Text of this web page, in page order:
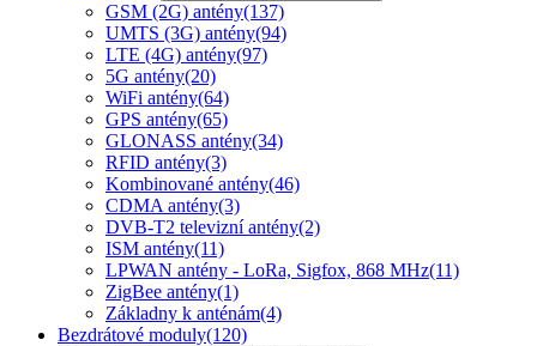
GSM (2G) antény(137)
UMTS (3G) antény(94)
LTE (4G) antény(97)
5G antény(20)
WiFi antény(64)
GPS antény(65)
GLONASS antény(34)
RFID antény(3)
Kombinované antény(46)
CDMA antény(3)
DVB-T2 televizní antény(2)
ISM antény(11)
LPWAN antény - LoRa, Sigfox, 868 MHz(11)
ZigBee antény(1)
Základny k anténám(4)
Bezdrátové moduly(120)